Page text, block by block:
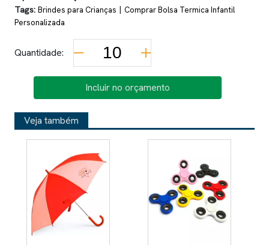
Tags: Brindes para Crianças | Comprar Bolsa Termica Infantil
Personalizada
Quantidade:
Incluir no orçamento
Veja também